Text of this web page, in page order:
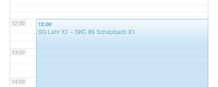
12:00
13:00
14:00
12:00
SG Lahr X1 – SKC 86 Schapbach X1